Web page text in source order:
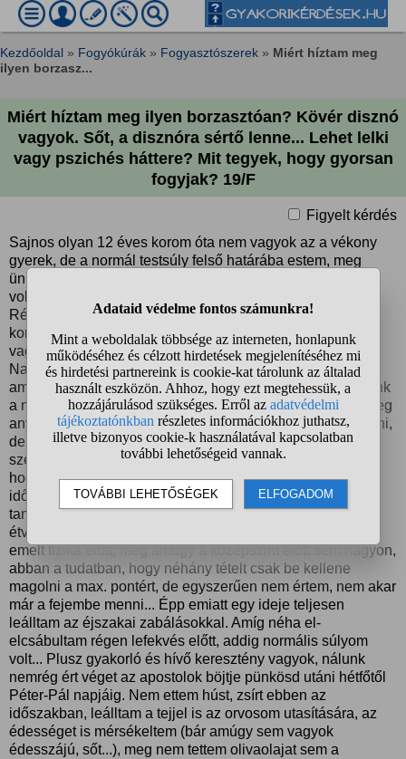
Kezdőoldal » Fogyókúrák » Fogyasztószerek » Miért híztam meg
ilyen borzasz...
Miért híztam meg ilyen borzasztóan? Kövér disznó
vagyok. Sőt, a disznóra sértő lenne... Lehet lelki
vagy pszichés háttere? Mit tegyek, hogy gyorsan
fogyjak? 19/F
Figyelt kérdés
Sajnos olyan 12 éves korom óta nem vagyok az a vékony
gyerek, de a normál testsúly felső határába estem, meg
ünnepek környékén a túlsúly alsó határába. Ezzel nem is
volt túl sok gondom, bár már ebből is lehetett volna jobb.
Régebben a 85 kg súlynál már fogyni akartam. De most
konkrétan 95 kg vagyok. Amúgy 183 cm körüli magas srác
vagyok. Soha nem voltam még ilyen r*hadt kövér melák.
Nagyon nem tetszem magamnak, akkor sem tetszettem,
amikor tükörbe néztem. Amikor nyári szünet elején mentünk
a nagymamámhoz, ő is megjegyezte, hogy meghíztam. Meg
anyám is mondta, hogy ronda vagyok. Nem akartam elhinni,
de most itthon megmértem magam és azt hittem kiesik a
szemem. 95 kg-ot mutatott a mérleg. És a legfrusztrálóbb,
hogy fogalmam sincs, hogy mégis mi a francért. Az elmúlt
időszakban érettségiztem, s néha reggeltől éjszakáig
tanultam. Nem is volt időm túlságosan zabálni, meg
étvágyam sem volt emelt szintű érettségik, mondjuk egy
emelt fizika előtt, meg amúgy a középszint előtt sem nagyon,
abban a tudatban, hogy néhány tételt csak be kellene
magolni a max. pontért, de egyszerűen nem értem, nem akar
már a fejembe menni... Épp emiatt egy ideje teljesen
leálltam az éjszakai zabálásokkal. Amíg néha el-
elcsábultam régen lefekvés előtt, addig normális súlyom
volt... Plusz gyakorló és hívő keresztény vagyok, nálunk
nemrég ért véget az apostolok böjtje pünkösd utáni hétfőtől
Péter-Pál napjáig. Nem ettem húst, zsírt ebben az
időszakban, leálltam a tejjel is az orvosom utasítására, az
édességet is mérsékeltem (bár amúgy sem vagyok
édesszájú, sőt...), meg nem tettem olivaolajat sem a